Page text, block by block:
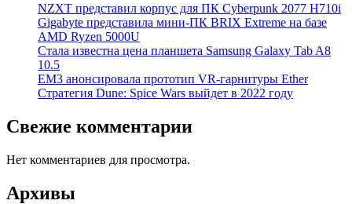
NZXT представил корпус для ПК Cyberpunk 2077 H710i
Gigabyte представила мини-ПК BRIX Extreme на базе
AMD Ryzen 5000U
Стала известна цена планшета Samsung Galaxy Tab A8
10.5
EM3 анонсировала прототип VR-гарнитуры Ether
Стратегия Dune: Spice Wars выйдет в 2022 году
Свежие комментарии
Нет комментариев для просмотра.
Архивы